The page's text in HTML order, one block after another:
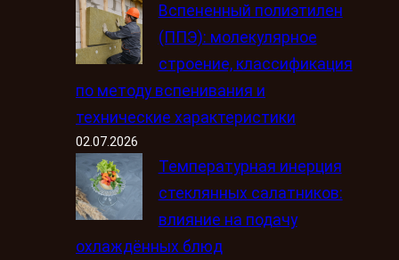
Вспененный полиэтилен
(ППЭ): молекулярное
строение, классификация
по методу вспенивания и
технические характеристики
02.07.2026
Температурная инерция
стеклянных салатников:
влияние на подачу
охлаждённых блюд